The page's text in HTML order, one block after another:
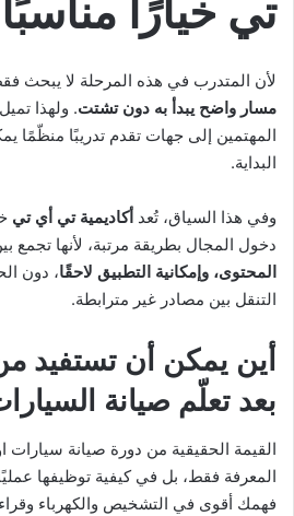
تي خيارًا
لأن المتدرب في هذه المرحلة لا يبحث
مسار واضح يبدأ به دون تشتت. ولهذا
المهتمين إلى جهات تقدم تدريبًا منظّمًا
البداية.
وفي هذا السياق، تُعد أكاديمية تي أي تي
دخول المجال بطريقة مرتبة، لأنها تجمع
المحتوى، وإمكانية التطبيق لاحقًا، دون
التنقل بين مصادر غير مترابطة.
أين يمكن أن تستفيد
بعد تعلّم صيانة
القيمة الحقيقية من دورة صيانة سيارات
المعرفة فقط، بل في كيفية توظيفها
فهمك أقوى في التشخيص والكهرباء